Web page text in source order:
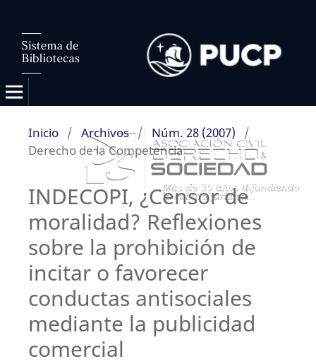
Inicio / Archivos / Núm. 28 (2007)
/
Derecho de la Competencia
INDECOPI, ¿Censor de
moralidad? Reflexiones
sobre la prohibición de
incitar o favorecer
conductas antisociales
mediante la publicidad
comercial